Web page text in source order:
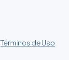
Términos de Uso